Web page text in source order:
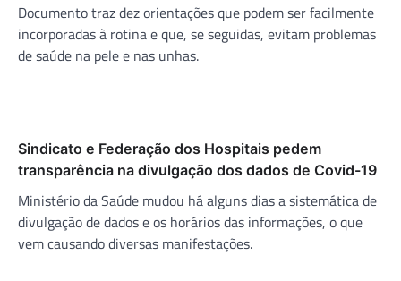
Documento traz dez orientações que podem ser facilmente
incorporadas à rotina e que, se seguidas, evitam problemas
de saúde na pele e nas unhas.
Sindicato e Federação dos Hospitais pedem
transparência na divulgação dos dados de Covid-19
Ministério da Saúde mudou há alguns dias a sistemática de
divulgação de dados e os horários das informações, o que
vem causando diversas manifestações.